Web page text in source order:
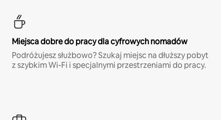
Miejsca dobre do pracy dla cyfrowych nomadów
Podróżujesz służbowo? Szukaj miejsc na dłuższy pobyt
z szybkim Wi-Fi i specjalnymi przestrzeniami do pracy.